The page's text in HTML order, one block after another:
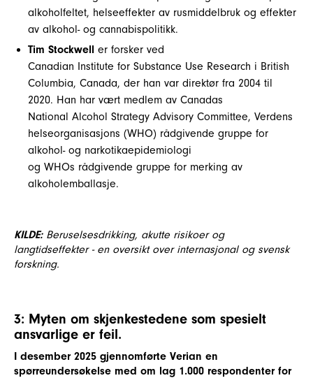
alkoholfeltet, helseeffekter av rusmiddelbruk og effekter
av alkohol- og cannabispolitikk.
Tim Stockwell er forsker ved
Canadian Institute for Substance Use Research i British
Columbia, Canada, der han var direktør fra 2004 til
2020. Han har vært medlem av Canadas
National Alcohol Strategy Advisory Committee, Verdens
helseorganisasjons (WHO) rådgivende gruppe for
alkohol- og narkotikaepidemiologi
og WHOs rådgivende gruppe for merking av
alkoholemballasje.
KILDE: Beruselsesdrikking, akutte risikoer og
langtidseffekter - en oversikt over internasjonal og svensk
forskning.
3: Myten om skjenkestedene som spesielt
ansvarlige er feil.
I desember 2025 gjennomførte Verian en
spørreundersøkelse med om lag 1.000 respondenter for